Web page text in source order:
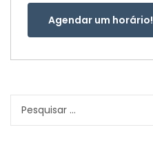
Agendar um horário!
Pesquisar